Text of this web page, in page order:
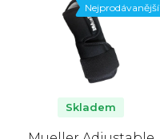
Nejprodávanější
Skladem